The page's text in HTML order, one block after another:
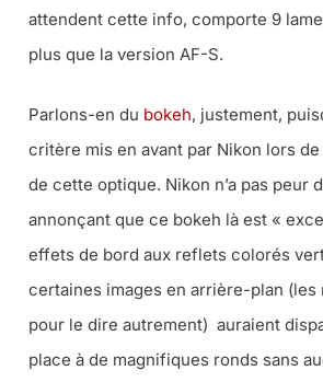
attendent cette info, comporte 9
plus que la version AF-S.
Parlons-en du bokeh, justement,
critère mis en avant par Nikon lors
de cette optique. Nikon n’a pas peur
annonçant que ce bokeh là est «
effets de bord aux reflets colorés
certaines images en arrière-plan (les
pour le dire autrement) auraient
place à de magnifiques ronds sans